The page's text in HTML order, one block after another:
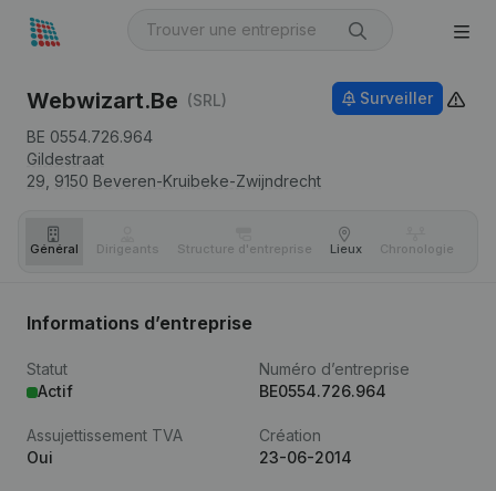
Webwizart.Be (SRL)
BE 0554.726.964
Gildestraat
29, 9150 Beveren-Kruibeke-Zwijndrecht
Surveiller
Général Dirigeants Structure d'entreprise Lieux Chronologie
Informations d’entreprise
Statut
Actif
Numéro d’entreprise
BE0554.726.964
Assujettissement TVA
Oui
Création
23-06-2014